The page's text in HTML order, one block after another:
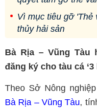
Vì mục tiêu gỡ 'Thẻ
thủy hải sản
Bà Rịa – Vũng Tàu
đăng ký cho tàu cá ‘3
Theo Sở Nông
Bà Rịa – Vũng Tàu,